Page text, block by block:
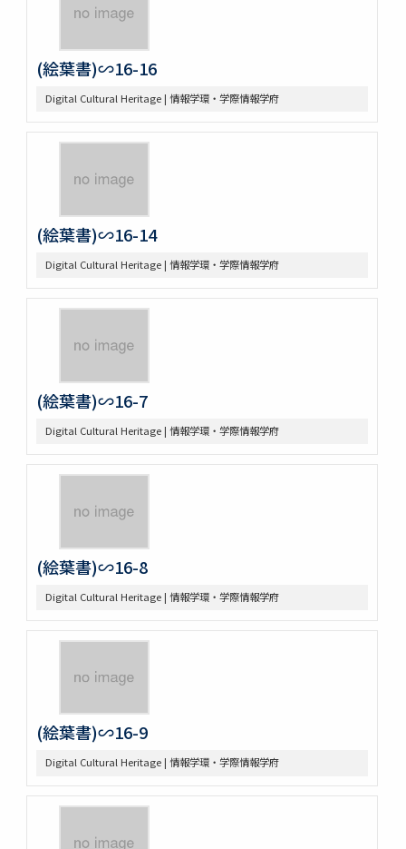
(絵葉書)∽16-16
Digital Cultural Heritage | 情報学環・学際情報学府
(絵葉書)∽16-14
Digital Cultural Heritage | 情報学環・学際情報学府
(絵葉書)∽16-7
Digital Cultural Heritage | 情報学環・学際情報学府
(絵葉書)∽16-8
Digital Cultural Heritage | 情報学環・学際情報学府
(絵葉書)∽16-9
Digital Cultural Heritage | 情報学環・学際情報学府